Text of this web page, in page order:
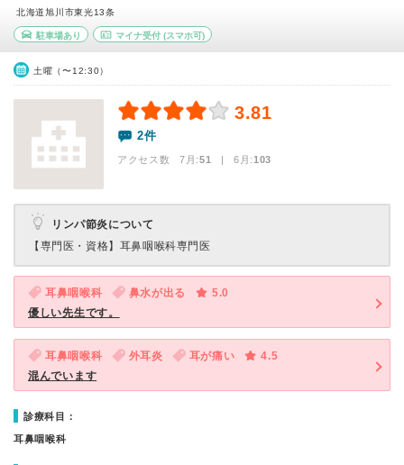
北海道旭川市東光13条
駐車場あり マイナ受付(スマホ可)
土曜（〜12:30）
3.81
2件
アクセス数 7月:51 | 6月:103
リンパ節炎について
【専門医・資格】 耳鼻咽喉科専門医
耳鼻咽喉科 鼻水が出る
5.0
優しい先生です。
耳鼻咽喉科 外耳炎 耳が痛い
4.5
混んでいます
診療科目：
耳鼻咽喉科